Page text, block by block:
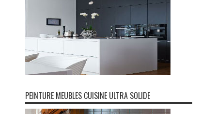
PEINTURE MEUBLES CUISINE ULTRA SOLIDE